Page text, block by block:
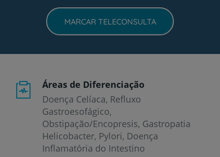
MARCAR TELECONSULTA
Áreas de Diferenciação
Doença Celíaca, Refluxo
Gastroesofágico,
Obstipação/Encopresis, Gastropatia
Helicobacter, Pylori, Doença
Inflamatória do Intestino